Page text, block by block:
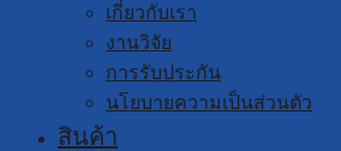
เกี่ยวกับเรา
งานวิจัย
การรับประกัน
นโยบายความเป็นส่วนตัว
สินค้า